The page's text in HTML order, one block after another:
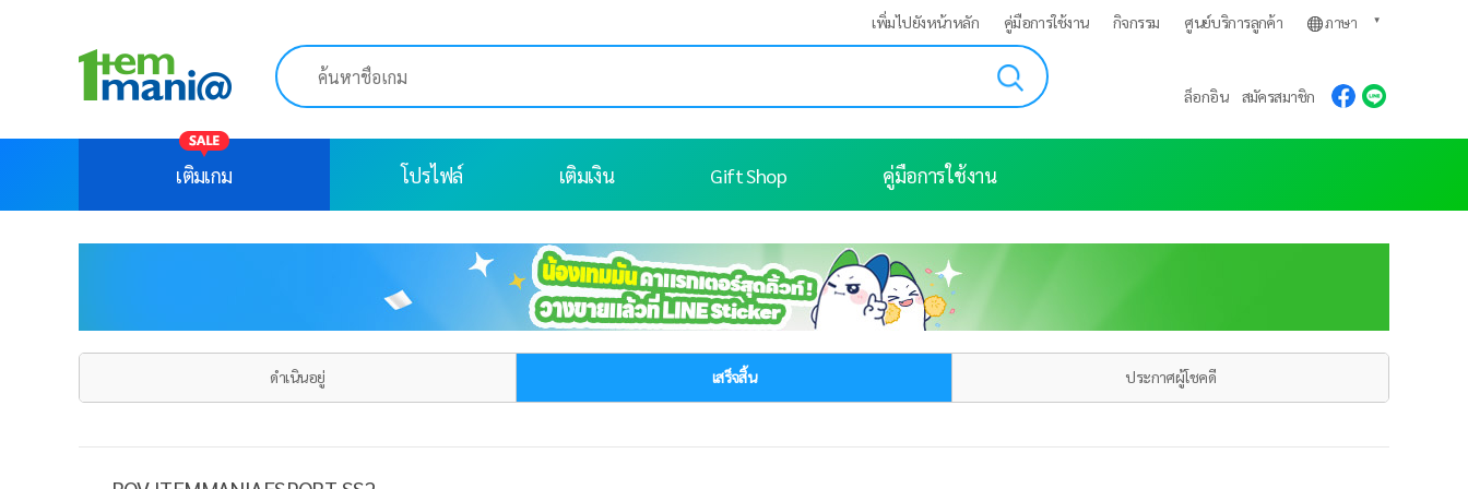
เพิ่มไปยังหน้าหลัก คู่มือการใช้งาน กิจกรรม ศูนย์บริการลูกค้า ภาษา
ล็อกอิน สมัครสมาชิก
เติมเกม โปรไฟล์ เติมเงิน Gift Shop คู่มือการใช้งาน
ดำเนินอยู่ เสร็จสิ้น ประกาศผู้โชคดี